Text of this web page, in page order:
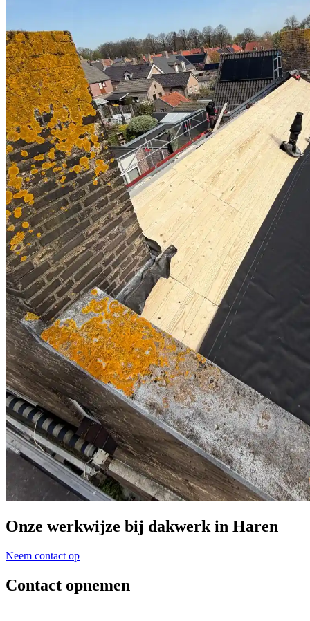
Onze werkwijze bij dakwerk in Haren
Neem contact op
Contact opnemen